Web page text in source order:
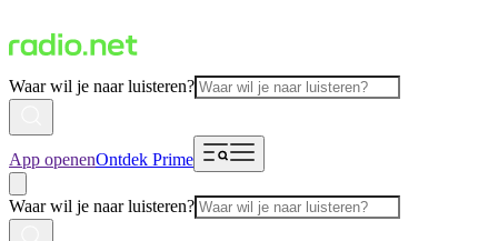
Waar wil je naar luisteren?
App openenOntdek Prime
Waar wil je naar luisteren?